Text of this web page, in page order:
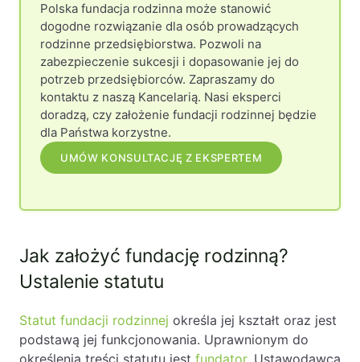
Polska fundacja rodzinna może stanowić
dogodne rozwiązanie dla osób prowadzących
rodzinne przedsiębiorstwa. Pozwoli na
zabezpieczenie sukcesji i dopasowanie jej do
potrzeb przedsiębiorców. Zapraszamy do
kontaktu z naszą Kancelarią. Nasi eksperci
doradzą, czy założenie fundacji rodzinnej będzie
dla Państwa korzystne.
UMÓW KONSULTACJĘ Z EKSPERTEM
Jak założyć fundację rodzinną?
Ustalenie statutu
Statut fundacji rodzinnej określa jej kształt oraz jest
podstawą jej funkcjonowania. Uprawnionym do
określenia treści statutu jest fundator. Ustawodawca